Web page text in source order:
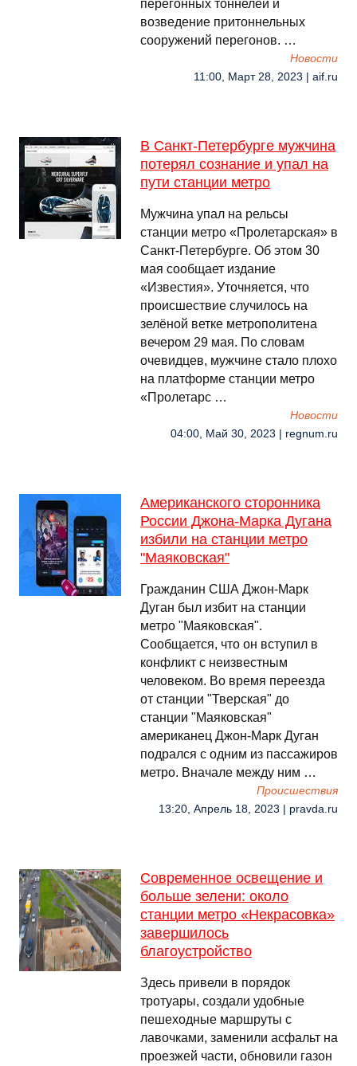
перегонных тоннелей и
возведение притоннельных
сооружений перегонов. …
Новости
11:00, Март 28, 2023 | aif.ru
В Санкт-Петербурге мужчина
потерял сознание и упал на
пути станции метро
Мужчина упал на рельсы
станции метро «Пролетарская» в
Санкт-Петербурге. Об этом 30
мая сообщает издание
«Известия». Уточняется, что
происшествие случилось на
зелёной ветке метрополитена
вечером 29 мая. По словам
очевидцев, мужчине стало плохо
на платформе станции метро
«Пролетарс …
Новости
04:00, Май 30, 2023 | regnum.ru
Американского сторонника
России Джона-Марка Дугана
избили на станции метро
"Маяковская"
Гражданин США Джон-Марк
Дуган был избит на станции
метро "Маяковская".
Сообщается, что он вступил в
конфликт с неизвестным
человеком. Во время переезда
от станции "Тверская" до
станции "Маяковская"
американец Джон-Марк Дуган
подрался с одним из пассажиров
метро. Вначале между ним …
Происшествия
13:20, Апрель 18, 2023 | pravda.ru
Современное освещение и
больше зелени: около
станции метро «Некрасовка»
завершилось
благоустройство
Здесь привели в порядок
тротуары, создали удобные
пешеходные маршруты с
лавочками, заменили асфальт на
проезжей части, обновили газон